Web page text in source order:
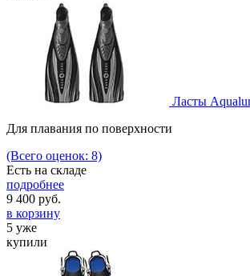
Ласты
Для плавания по поверхности
(Всего оценок: 8)
Есть на складе
подробнее
9 400 руб.
в корзину
5 уже
купили